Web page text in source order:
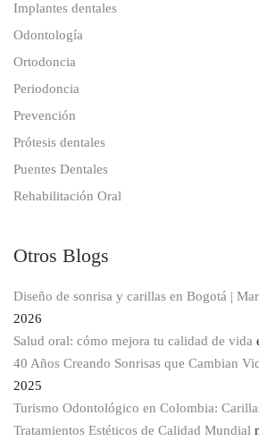
Implantes dentales
Odontología
Ortodoncia
Periodoncia
Prevención
Prótesis dentales
Puentes Dentales
Rehabilitación Oral
Otros Blogs
Diseño de sonrisa y carillas en Bogotá |
2026
Salud oral: cómo mejora tu calidad de vida
40 Años Creando Sonrisas que Cambian
2025
Turismo Odontológico en Colombia:
Tratamientos Estéticos de Calidad Mundial